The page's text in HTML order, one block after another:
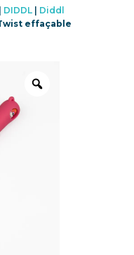
DIDDL| Diddl
effaçable